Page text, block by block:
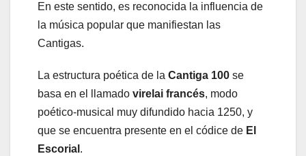
En este sentido, es reconocida la influencia de
la música popular que manifiestan las
Cantigas.
La estructura poética de la Cantiga 100 se
basa en el llamado virelai francés, modo
poético-musical muy difundido hacia 1250, y
que se encuentra presente en el códice de El
Escorial .